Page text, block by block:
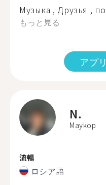
Музыка , Друзья ,
もっと見る
アプ
N.
Maykop
流暢
ロシア語